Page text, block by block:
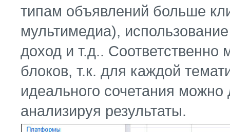
типам объявлений больше
мультимедиа),
доход и т.д..
блоков, т.к. для каждой
идеального сочетания можно
анализируя результаты.